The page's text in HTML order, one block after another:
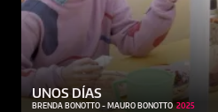
UNOS DÍAS
BRENDA BONOTTO - MAURO BONOTTO 2025